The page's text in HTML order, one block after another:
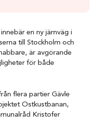
en ny järnväg i
till Stockholm och
är avgörande
för både
flera partier Gävle
Ostkustbanan,
Kristofer